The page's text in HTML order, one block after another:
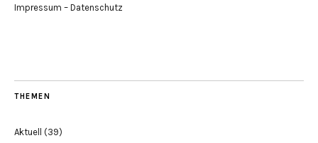
Impressum – Datenschutz
THEMEN
Aktuell (39)